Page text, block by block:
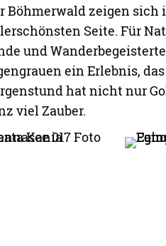
Böhmerwald zeigen sich
Seite. Für
und
ein Erlebnis,
hat nicht nur
viel Zauber.